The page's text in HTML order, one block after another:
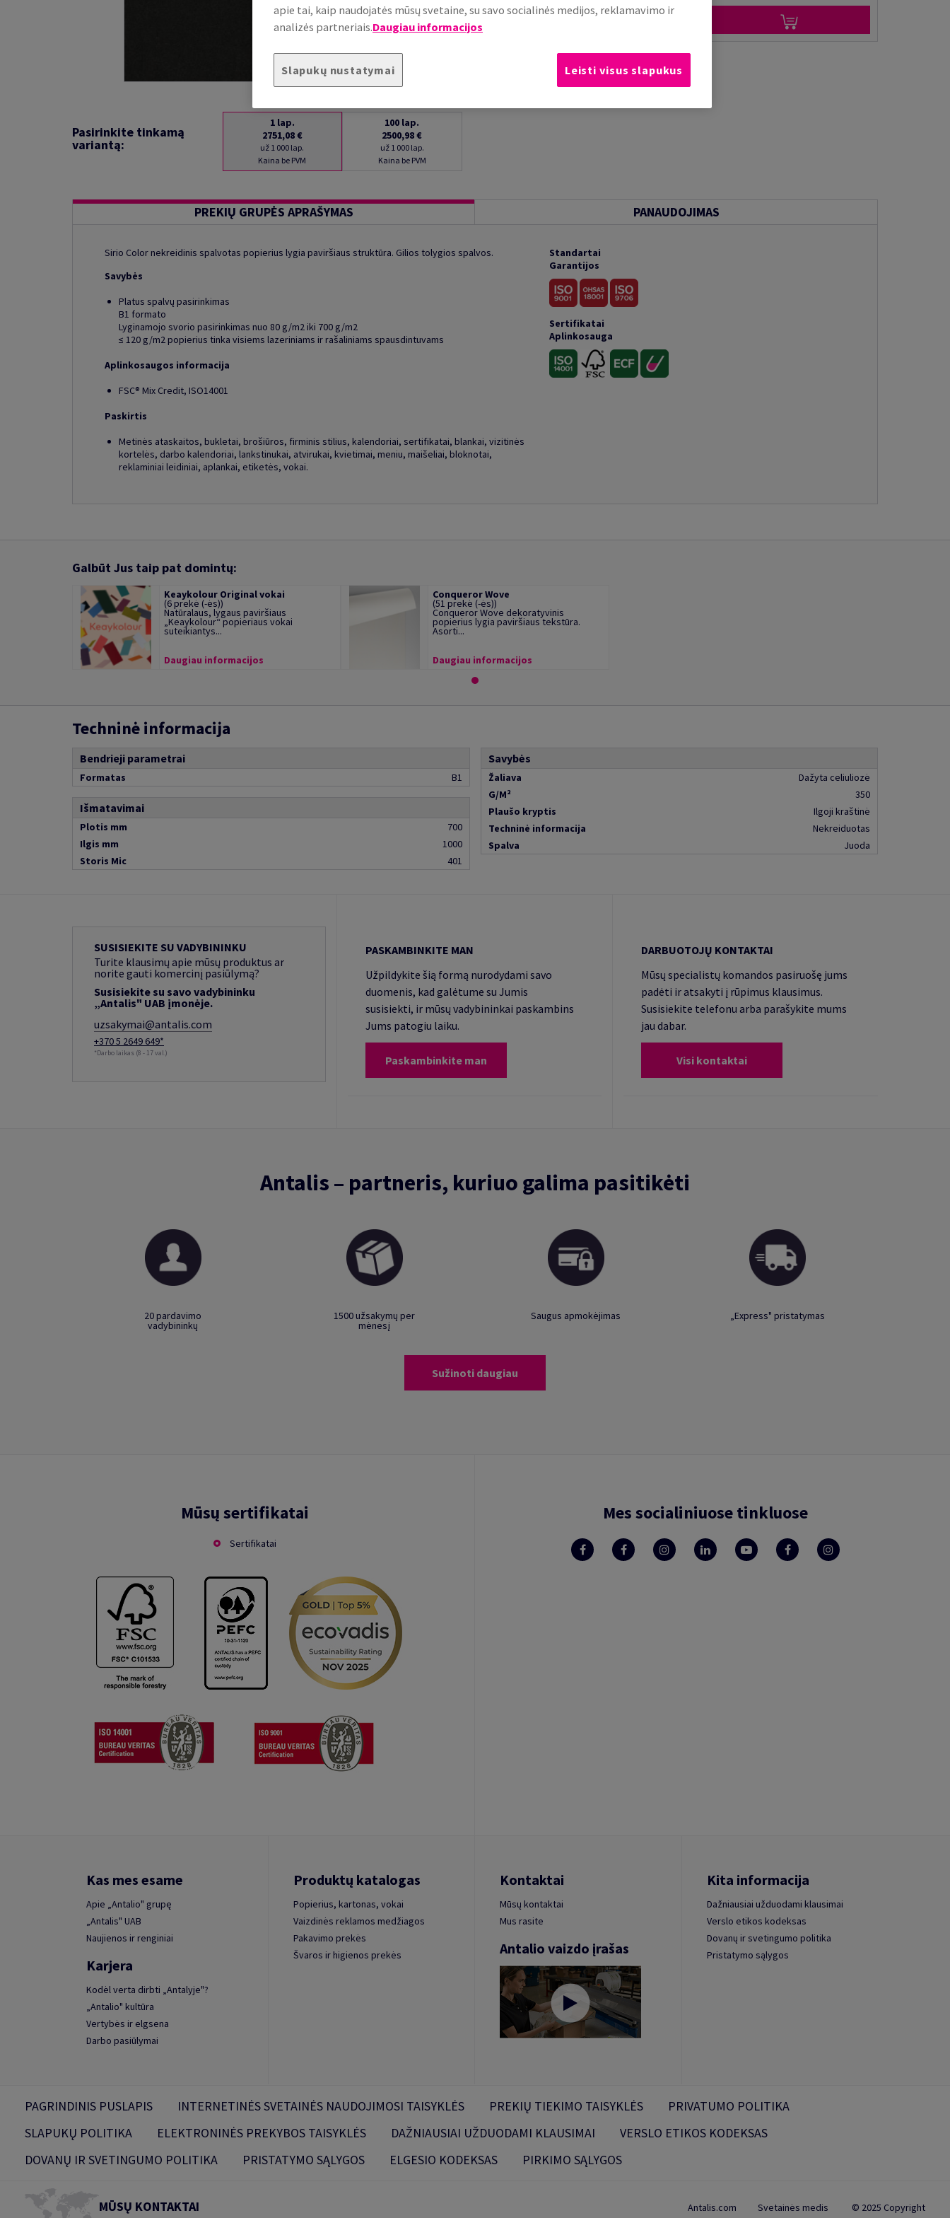
Pasirinkite tinkamą
variantą:
1 lap.
2751,08 €
už 1 000 lap.
Kaina be PVM
100 lap.
2500,98 €
už 1 000 lap.
Kaina be PVM
PREKIŲ GRUPĖS APRAŠYMAS PANAUDOJIMAS
Sirio Color nekreidinis spalvotas popierius lygia paviršiaus struktūra. Gilios tolygios spalvos.
Savybės
Platus spalvų pasirinkimas
B1 formato
Lyginamojo svorio pasirinkimas nuo 80 g/m2 iki 700 g/m2
≤ 120 g/m2 popierius tinka visiems lazeriniams ir rašaliniams spausdintuvams
Aplinkosaugos informacija
FSC® Mix Credit, ISO14001
Paskirtis
Metinės ataskaitos, bukletai, brošiūros, firminis stilius, kalendoriai, sertifikatai, blankai, vizitinės
kortelės, darbo kalendoriai, lankstinukai, atvirukai, kvietimai, meniu, maišeliai, bloknotai,
reklaminiai leidiniai, aplankai, etiketės, vokai.
Standartai
Garantijos
Sertifikatai
Aplinkosauga
Galbūt Jus taip pat domintų:
Keaykolour Original vokai
(6 prekė (-ės))
Natūralaus, lygaus paviršiaus
„Keaykolour“ popieriaus vokai
suteikiantys...
Daugiau informacijos
Conqueror Wove
(51 prekė (-ės))
Conqueror Wove dekoratyvinis
popierius lygia paviršiaus tekstūra.
Asorti...
Daugiau informacijos
Techninė informacija
Bendrieji parametrai
Formatas B1
Išmatavimai
Plotis mm
700
Ilgis mm
1000
Storis Mic
401
Savybės
Žaliava
Dažyta celiuliozė
G/M²
350
Plaušo kryptis
Ilgoji kraštinė
Techninė informacija
Nekreiduotas
Spalva
Juoda
SUSISIEKITE SU VADYBININKU
Turite klausimų apie mūsų produktus ar
norite gauti komercinį pasiūlymą?
Susisiekite su savo vadybininku
„Antalis" UAB įmonėje.
uzsakymai@antalis.com
+370 5 2649 649*
*Darbo laikas (8 - 17 val.)
PASKAMBINKITE MAN
Užpildykite šią formą nurodydami savo
duomenis, kad galėtume su Jumis
susisiekti, ir mūsų vadybininkai paskambins
Jums patogiu laiku.
Paskambinkite man
DARBUOTOJŲ KONTAKTAI
Mūsų specialistų komandos pasiruošę jums
padėti ir atsakyti į rūpimus klausimus.
Susisiekite telefonu arba parašykite mums
jau dabar.
Visi kontaktai
Antalis – partneris, kuriuo galima pasitikėti
20 pardavimo
vadybininkų
1500 užsakymų per
mėnesį
Saugus apmokėjimas „Express" pristatymas
Sužinoti daugiau
Mūsų sertifikatai
Sertifikatai
Mes socialiniuose tinkluose
Kas mes esame
Apie „Antalio" grupę
„Antalis" UAB
Naujienos ir renginiai
Karjera
Kodėl verta dirbti „Antalyje"?
„Antalio" kultūra
Vertybės ir elgsena
Darbo pasiūlymai
Produktų katalogas
Popierius, kartonas, vokai
Vaizdinės reklamos medžiagos
Pakavimo prekės
Švaros ir higienos prekės
Kontaktai
Mūsų kontaktai
Mus rasite
Antalio vaizdo įrašas
Kita informacija
Dažniausiai užduodami klausimai
Verslo etikos kodeksas
Dovanų ir svetingumo politika
Pristatymo sąlygos
PAGRINDINIS PUSLAPIS INTERNETINĖS SVETAINĖS NAUDOJIMOSI TAISYKLĖS PREKIŲ TIEKIMO TAISYKLĖS
PRIVATUMO POLITIKA
SLAPUKŲ POLITIKA
ELEKTRONINĖS PREKYBOS TAISYKLĖS DAŽNIAUSIAI UŽDUODAMI KLAUSIMAI
VERSLO ETIKOS KODEKSAS
DOVANŲ IR SVETINGUMO POLITIKA
PRISTATYMO SĄLYGOS ELGESIO KODEKSAS PIRKIMO SĄLYGOS
MŪSŲ KONTAKTAI Antalis.com Svetainės medis © 2025 Copyright
apie tai, kaip naudojatės mūsų svetaine, su savo socialinės medijos, reklamavimo ir
analizės partneriais.Daugiau informacijos
Slapukų nustatymai Leisti visus slapukus